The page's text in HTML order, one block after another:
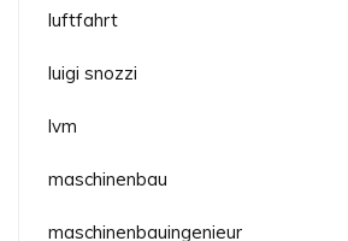
luftfahrt
luigi snozzi
lvm
maschinenbau
maschinenbauingenieur